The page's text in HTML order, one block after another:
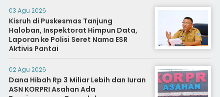
03 Agu 2026
Kisruh di Puskesmas Tanjung
Haloban, Inspektorat Himpun Data,
Laporan ke Polisi Seret Nama ESR
Aktivis Pantai
02 Agu 2026
Dana Hibah Rp 3 Miliar Lebih dan Iuran
ASN KORPRI Asahan Ada